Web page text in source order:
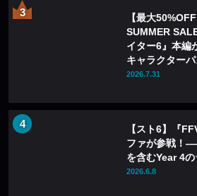
【最大
SUMMER
イター6』本
キャラクター
2026.7.31
【スト6】『
ファが参戦！
を含むYear 4
2026.6.8